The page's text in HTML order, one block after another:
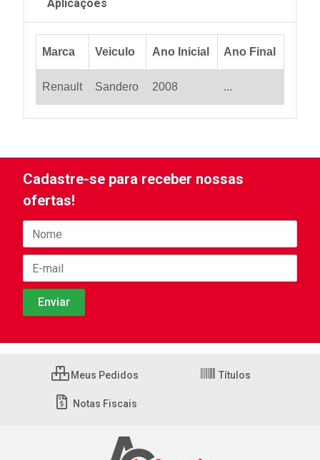
Aplicações
Marca Veiculo Ano Inicial Ano Final
Renault Sandero 2008 ...
Cadastre-se para receber nossas
ofertas!
Meus Pedidos Títulos
Notas Fiscais